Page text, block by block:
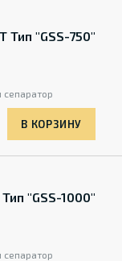
Тип "GSS-750"
сепаратор
В КОРЗИНУ
"GSS-1000"
сепаратор